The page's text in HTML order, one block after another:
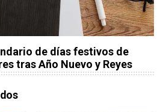
de días festivos de
tras Año Nuevo y Reyes